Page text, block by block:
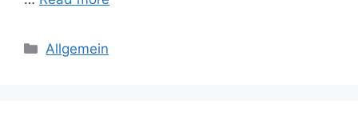
Categories
Allgemein